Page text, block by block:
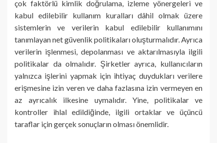
çok faktörlü kimlik doğrulama, izleme yönergeleri ve
kabul edilebilir kullanım kuralları dâhil olmak üzere
sistemlerin ve verilerin kabul edilebilir kullanımını
tanımlayan net güvenlik politikaları oluşturmalıdır. Ayrıca
verilerin işlenmesi, depolanması ve aktarılmasıyla ilgili
politikalar da olmalıdır. Şirketler ayrıca, kullanıcıların
yalnızca işlerini yapmak için ihtiyaç duydukları verilere
erişmesine izin veren ve daha fazlasına izin vermeyen en
az ayrıcalık ilkesine uymalıdır. Yine, politikalar ve
kontroller ihlal edildiğinde, ilgili ortaklar ve üçüncü
taraflar için gerçek sonuçların olması önemlidir.